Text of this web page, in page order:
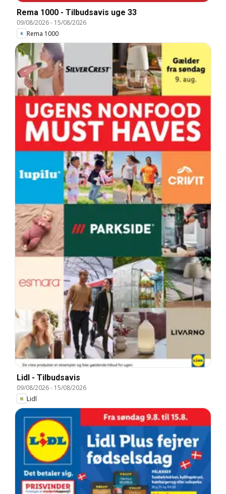
Rema 1000 - Tilbudsavis uge 33
09/08/2026- 15/08/2026
Rema 1000
Lidl - Tilbudsavis
09/08/2026- 15/08/2026
Lidl